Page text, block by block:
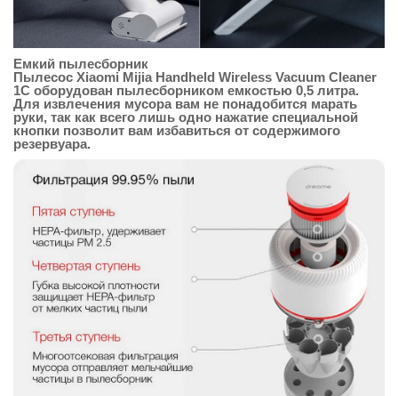
Емкий пылесборник
Пылесос Xiaomi Mijia Handheld Wireless Vacuum Cleaner
1C оборудован пылесборником емкостью 0,5 литра.
Для извлечения мусора вам не понадобится марать
руки, так как всего лишь одно нажатие специальной
кнопки позволит вам избавиться от содержимого
резервуара.